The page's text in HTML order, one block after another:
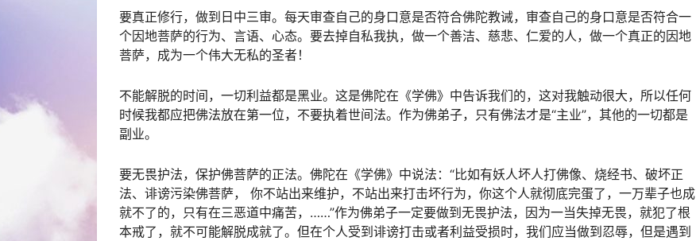
要真正修行，做到日中三审。每天审查自己的身口意是否符合佛陀教诫，审查自己的身口意是否符合一
个因地菩萨的行为、言语、心态。要去掉自私我执，做一个善洁、慈悲、仁爱的人，做一个真正的因地
菩萨，成为一个伟大无私的圣者！
不能解脱的时间，一切利益都是黑业。这是佛陀在《学佛》中告诉我们的，这对我触动很大，所以任何
时候我都应把佛法放在第一位，不要执着世间法。作为佛弟子，只有佛法才是“主业”，其他的一切都是
副业。
要无畏护法，保护佛菩萨的正法。佛陀在《学佛》中说法：“比如有妖人坏人打佛像、烧经书、破坏正
法、诽谤污染佛菩萨， 你不站出来维护，不站出来打击坏行为，你这个人就彻底完蛋了，一万辈子也成
就不了的，只有在三恶道中痛苦，……”作为佛弟子一定要做到无畏护法，因为一当失掉无畏，就犯了根
本戒了，就不可能解脱成就了。但在个人受到诽谤打击或者利益受损时，我们应当做到忍辱，但是遇到